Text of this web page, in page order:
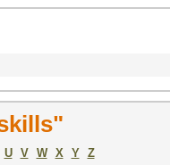
U V W X Y
Z